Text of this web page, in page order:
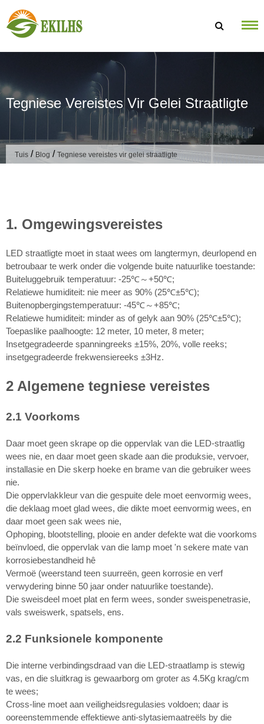
Tegniese Vereistes Vir Gelei Straatligte
Tuis / Blog / Tegniese vereistes vir gelei straatligte
1. Omgewingsvereistes
LED straatligte moet in staat wees om langtermyn, deurlopend en
betroubaar te werk onder die volgende buite natuurlike toestande:
Buiteluggebruik temperatuur: -25℃～+50℃;
Relatiewe humiditeit: nie meer as 90% (25℃±5℃);
Buitenopbergingstemperatuur: -45℃～+85℃;
Relatiewe humiditeit: minder as of gelyk aan 90% (25℃±5℃);
Toepaslike paalhoogte: 12 meter, 10 meter, 8 meter;
Insetgegradeerde spanningreeks ±15%, 20%, volle reeks;
insetgegradeerde frekwensiereeks ±3Hz.
2 Algemene tegniese vereistes
2.1 Voorkoms
Daar moet geen skrape op die oppervlak van die LED-straatlig
wees nie, en daar moet geen skade aan die produksie, vervoer,
installasie en Die skerp hoeke en brame van die gebruiker wees
nie.
Die oppervlakkleur van die gespuite dele moet eenvormig wees,
die deklaag moet glad wees, die dikte moet eenvormig wees, en
daar moet geen sak wees nie,
Ophoping, blootstelling, plooie en ander defekte wat die voorkoms
beïnvloed, die oppervlak van die lamp moet 'n sekere mate van
korrosiebestandheid hê
Vermoë (weerstand teen suurreën, geen korrosie en verf
verwydering binne 50 jaar onder natuurlike toestande).
Die sweisdeel moet plat en ferm wees, sonder sweispenetrasie,
vals sweiswerk, spatsels, ens.
2.2 Funksionele komponente
Die interne verbindingsdraad van die LED-straatlamp is stewig
vas, en die sluitkrag is gewaarborg om groter as 4.5Kg krag/cm
te wees;
Cross-line moet aan veiligheidsregulasies voldoen; daar is
ooreenstemmende effektiewe anti-slytasiemaatreëls by die